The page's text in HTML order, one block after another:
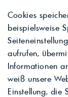
Cookies
beispielsweise
aufrufen,
Informationen
weiß unsere
Einstellung, die